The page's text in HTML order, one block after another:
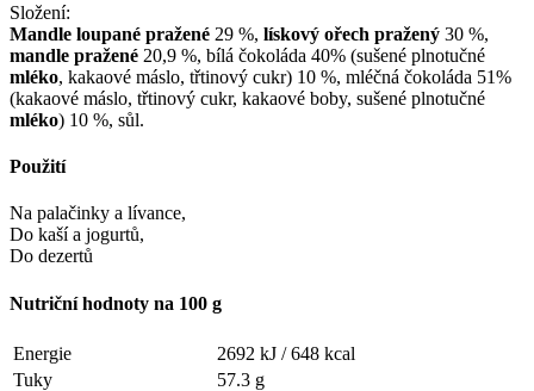
Složení:
Mandle loupané pražené 29 %, lískový ořech pražený 30 %,
mandle pražené 20,9 %, bílá čokoláda 40% (sušené plnotučné
mléko, kakaové máslo, třtinový cukr) 10 %, mléčná čokoláda 51%
(kakaové máslo, třtinový cukr, kakaové boby, sušené plnotučné
mléko) 10 %, sůl.
Použití
Na palačinky a lívance,
Do kaší a jogurtů,
Do dezertů
Nutriční hodnoty na 100 g
Energie 2692 kJ /648 kcal
Tuky
57.3 g